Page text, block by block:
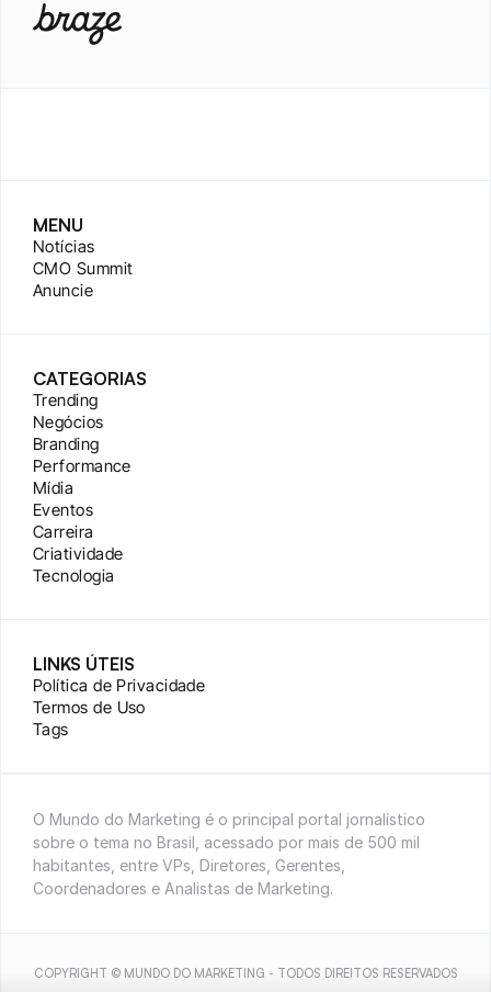
MENU
Notícias
CMO Summit
Anuncie
CATEGORIAS
Trending
Negócios
Branding
Performance
Mídia
Eventos
Carreira
Criatividade
Tecnologia
LINKS ÚTEIS
Política de Privacidade
Termos de Uso
Tags
O Mundo do Marketing é o principal portal jornalístico
sobre o tema no Brasil, acessado por mais de 500 mil
habitantes, entre VPs, Diretores, Gerentes,
Coordenadores e Analistas de Marketing.
COPYRIGHT © MUNDO DO MARKETING - TODOS DIREITOS RESERVADOS